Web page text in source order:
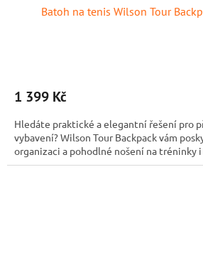
Batoh na tenis Wilson Tour
1 399 Kč
Hledáte praktické a elegantní řešení pro
vybavení? Wilson Tour Backpack vám
organizaci a pohodlné nošení na tréninky